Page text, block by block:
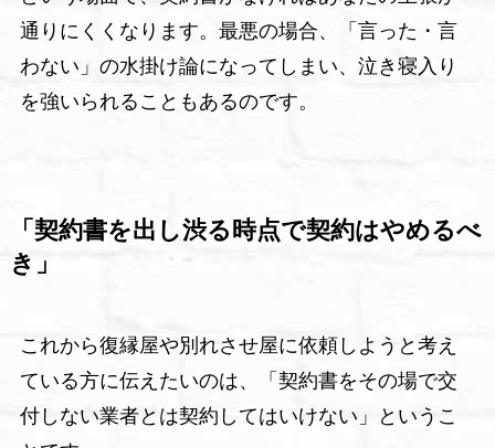
通りにくくなります。最悪の場合、「言った・言
わない」の水掛け論になってしまい、泣き寝入り
を強いられることもあるのです。
「契約書を出し渋る時点で契約はやめるべ
き」
これから復縁屋や別れさせ屋に依頼しようと考え
ている方に伝えたいのは、「契約書をその場で交
付しない業者とは契約してはいけない」というこ